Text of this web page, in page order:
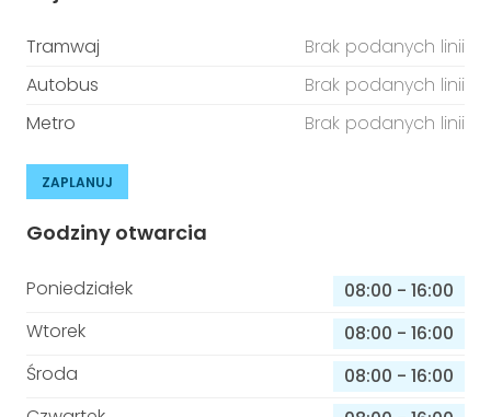
Tramwaj
Brak podanych linii
Autobus
Brak podanych linii
Metro
Brak podanych linii
ZAPLANUJ
Godziny otwarcia
Poniedziałek 08:00 - 16:00
Wtorek
08:00 - 16:00
Środa
08:00 - 16:00